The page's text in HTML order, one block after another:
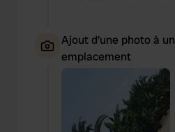
Ajout d'une photo à un
emplacement